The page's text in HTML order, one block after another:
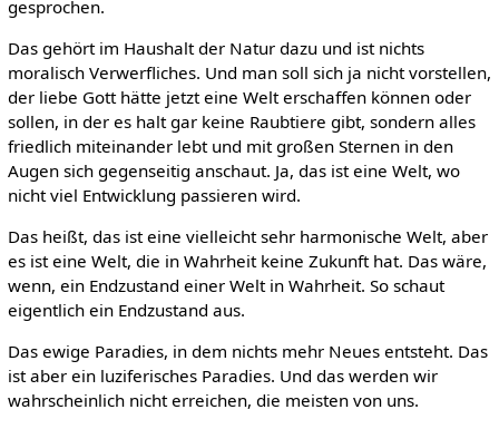
gesprochen.
Das gehört im Haushalt der Natur dazu und ist nichts
moralisch Verwerfliches. Und man soll sich ja nicht vorstellen,
der liebe Gott hätte jetzt eine Welt erschaffen können oder
sollen, in der es halt gar keine Raubtiere gibt, sondern alles
friedlich miteinander lebt und mit großen Sternen in den
Augen sich gegenseitig anschaut. Ja, das ist eine Welt, wo
nicht viel Entwicklung passieren wird.
Das heißt, das ist eine vielleicht sehr harmonische Welt, aber
es ist eine Welt, die in Wahrheit keine Zukunft hat. Das wäre,
wenn, ein Endzustand einer Welt in Wahrheit. So schaut
eigentlich ein Endzustand aus.
Das ewige Paradies, in dem nichts mehr Neues entsteht. Das
ist aber ein luziferisches Paradies. Und das werden wir
wahrscheinlich nicht erreichen, die meisten von uns.